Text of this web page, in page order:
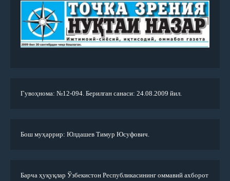
Гувоҳнома: №12-094. Берилган санаси: 24.08.2009 йил.
Бош муҳаррир: Юлдашев Тимур Юсуфович.
Барча ҳуқуқлар Ўзбекистон Республикасининг оммавий ахборот